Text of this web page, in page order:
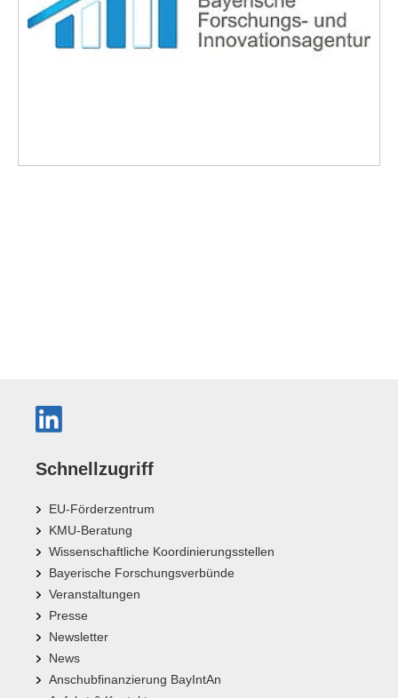
Schnellzugriff
EU-Förderzentrum
KMU-Beratung
Wissenschaftliche Koordinierungsstellen
Bayerische Forschungsverbünde
Veranstaltungen
Presse
Newsletter
News
Anschubfinanzierung BayIntAn